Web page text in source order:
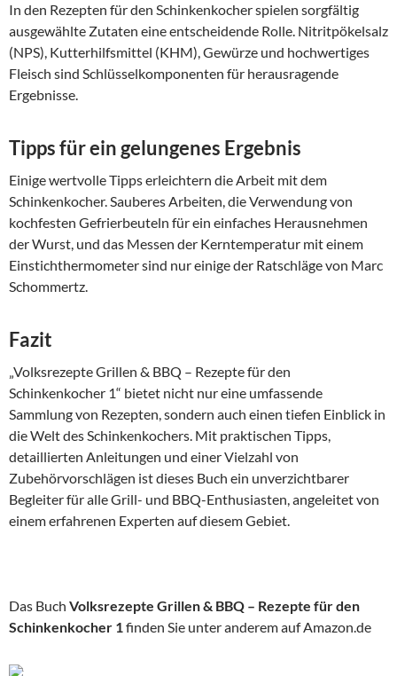
In den Rezepten für den Schinkenkocher spielen sorgfältig
ausgewählte Zutaten eine entscheidende Rolle. Nitritpökelsalz
(NPS), Kutterhilfsmittel (KHM), Gewürze und hochwertiges
Fleisch sind Schlüsselkomponenten für herausragende
Ergebnisse.
Tipps für ein gelungenes Ergebnis
Einige wertvolle Tipps erleichtern die Arbeit mit dem
Schinkenkocher. Sauberes Arbeiten, die Verwendung von
kochfesten Gefrierbeuteln für ein einfaches Herausnehmen
der Wurst, und das Messen der Kerntemperatur mit einem
Einstichthermometer sind nur einige der Ratschläge von Marc
Schommertz.
Fazit
„Volksrezepte Grillen & BBQ – Rezepte für den
Schinkenkocher 1“ bietet nicht nur eine umfassende
Sammlung von Rezepten, sondern auch einen tiefen Einblick in
die Welt des Schinkenkochers. Mit praktischen Tipps,
detaillierten Anleitungen und einer Vielzahl von
Zubehörvorschlägen ist dieses Buch ein unverzichtbarer
Begleiter für alle Grill- und BBQ-Enthusiasten, angeleitet von
einem erfahrenen Experten auf diesem Gebiet.
Das Buch Volksrezepte Grillen & BBQ – Rezepte für den
Schinkenkocher 1finden Sie unter anderem auf Amazon.de